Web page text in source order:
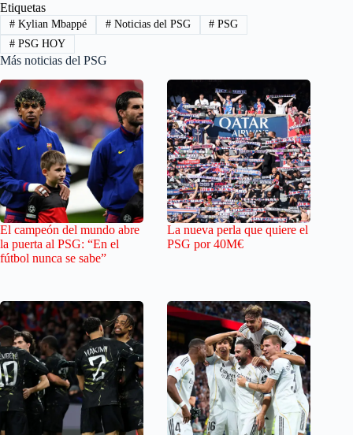
Etiquetas
#Kylian Mbappé #Noticias del PSG # PSG
#PSG HOY
Más noticias del PSG
El campeón del mundo abre
la puerta al PSG: “En el
fútbol nunca se sabe”
La nueva perla que quiere el
PSG por 40M€